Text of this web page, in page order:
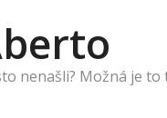
nenašli? Možná je